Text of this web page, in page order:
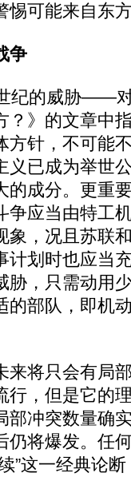
惕可能来自东
争
的威胁——对
？》的文章中
方针，不可能
义已成为举世
的成分。更重
争应当由特工
象，况且苏联
计划时也应当
胁，只需动用
的部队，即机
将只会有局
行，但是它的
部冲突数量确
仍将爆发。任
”这一经典论